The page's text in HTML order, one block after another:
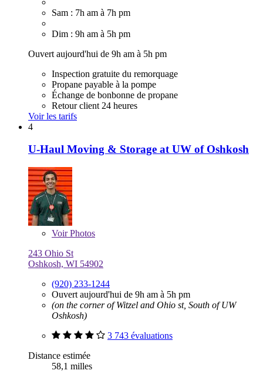
Sam : 7h am à 7h pm
Dim : 9h am à 5h pm
Ouvert aujourd'hui de 9h am à 5h pm
Inspection gratuite du remorquage
Propane payable à la pompe
Échange de bonbonne de propane
Retour client 24 heures
Voir les tarifs
4
U-Haul Moving & Storage at UW of Oshkosh
VoirPhotos
243 Ohio St
Oshkosh, WI 54902
(920) 233-1244
Ouvert aujourd'hui de 9h am à 5h pm
(on the corner of Witzel and Ohio st, South of UW
Oshkosh)
3 743 évaluations
Distance estimée
58,1 milles